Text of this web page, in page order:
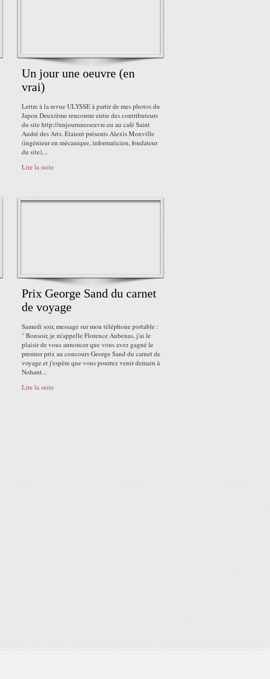
Un jour une oeuvre (en
vrai)
Lettre à la revue ULYSSE à partir de mes photos du
Japon Deuxième rencontre entre des contributeurs
du site http://unjouruneoeuvre.eu au café Saint
André des Arts. Étaient présents Alexis Monville
(ingénieur en mécanique, informaticien, fondateur
du site),...
Lire la suite
Prix George Sand du carnet
de voyage
Samedi soir, message sur mon téléphone portable :
" Bonsoir, je m'appelle Florence Aubenas, j'ai le
plaisir de vous annoncer que vous avez gagné le
premier prix au concours George Sand du carnet de
voyage et j'espère que vous pourrez venir demain à
Nohant...
Lire la suite